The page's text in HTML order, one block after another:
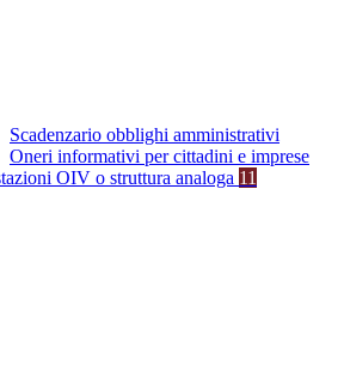
Scadenzario obblighi amministrativi
Oneri informativi per cittadini e imprese
OIV o struttura analoga 11